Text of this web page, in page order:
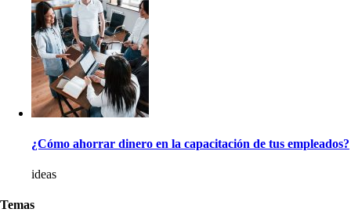
¿Cómo ahorrar dinero en la capacitación de tus empleados?
ideas
Temas